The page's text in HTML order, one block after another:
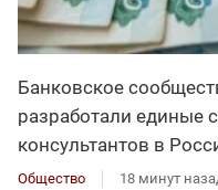
Банковское
разработали единые
консультантов в
Общество 18 минут